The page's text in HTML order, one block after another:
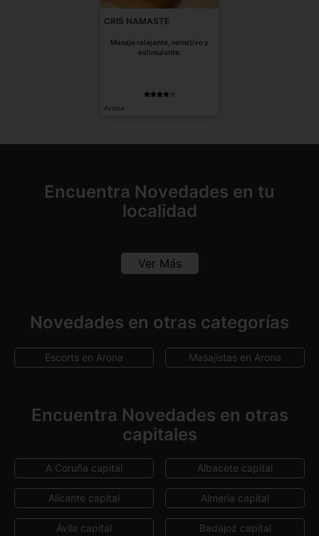
CRIS NAMASTE
Masaje relajante, sensitivo y
estimulante.
Arona
Encuentra Novedades en tu
localidad
Ver Más
Novedades en otras categorías
Escorts en Arona Masajistas en Arona
Encuentra Novedades en otras
capitales
A Coruña capital Albacete capital
Alicante capital Almería capital
Ávila capital Badajoz capital